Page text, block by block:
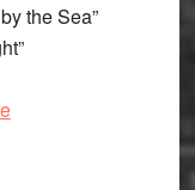
the Sea”